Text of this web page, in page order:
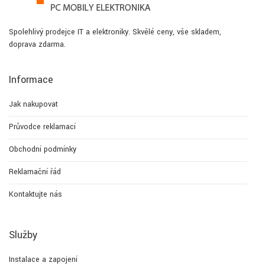
Spolehlivý prodejce IT a elektroniky. Skvělé ceny, vše skladem,
doprava zdarma.
Informace
Jak nakupovat
Průvodce reklamací
Obchodní podmínky
Reklamační řád
Kontaktujte nás
Služby
Instalace a zapojení